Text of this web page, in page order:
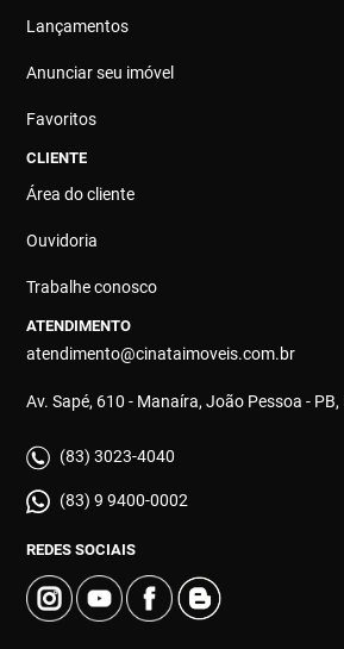
Lançamentos
Anunciar seu imóvel
Favoritos
CLIENTE
Área do cliente
Ouvidoria
Trabalhe conosco
ATENDIMENTO
atendimento@cinataimoveis.com.br
Av. Sapé, 610 - Manaíra, João Pessoa -
(83) 3023-4040
(83) 9 9400-0002
REDES SOCIAIS